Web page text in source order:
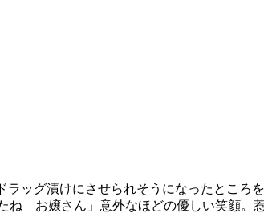
ッグ漬けにさせられそうになったところ
お嬢さん」意外なほどの優しい笑顔。